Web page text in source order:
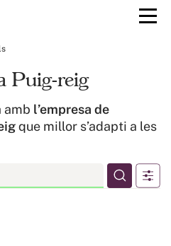
Puig-reig
amb l’empresa de
que millor s’adapti a les